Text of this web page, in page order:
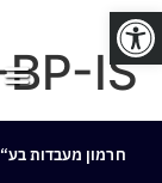
פתח סרגל נגישות
IS
חרמון מעבדות